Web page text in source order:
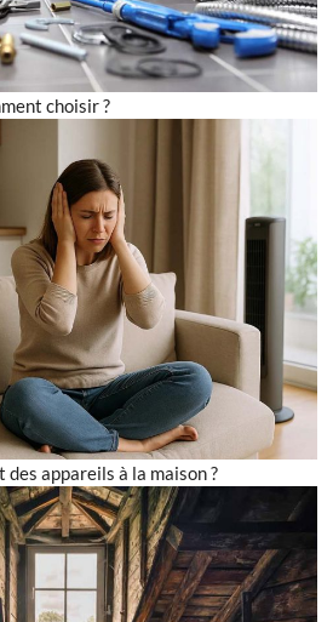
choisir ?
appareils à la maison ?